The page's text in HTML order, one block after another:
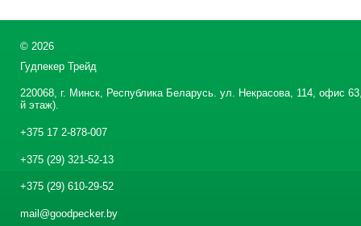
© 2026
Гудпекер Трейд
220068, г. Минск, Республика Беларусь. ул. Некрасова, 114, офис
й этаж).
+375 17 2-878-007
+375 (29) 321-52-13
+375 (29) 610-29-52
mail@goodpecker.by